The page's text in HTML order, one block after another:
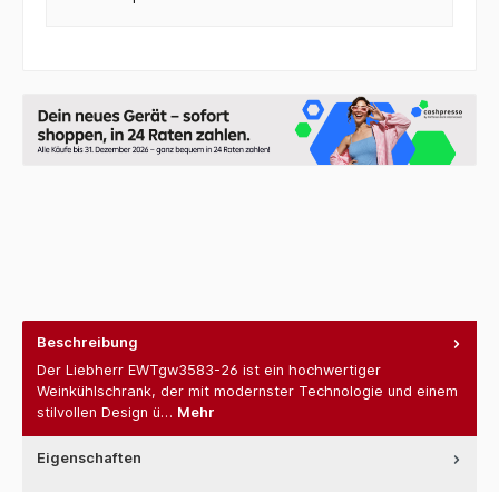
Beschreibung
Der Liebherr EWTgw3583-26 ist ein hochwertiger
Weinkühlschrank, der mit modernster Technologie und einem
stilvollen Design ü… Mehr
Eigenschaften